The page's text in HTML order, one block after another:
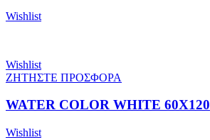
Wishlist
Wishlist
ΖΗΤΗΣΤΕ ΠΡΟΣΦΟΡΑ
WATER COLOR WHITE 60X120
Wishlist